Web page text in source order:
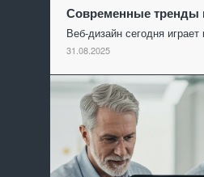
Современные тренды
Веб-дизайн сегодня
31.08.2025